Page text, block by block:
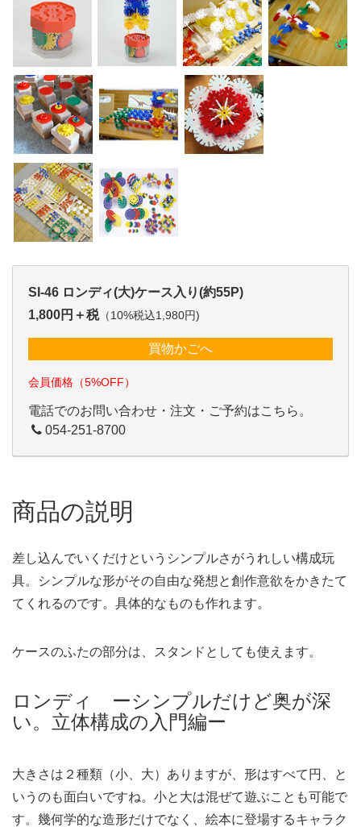
SI-46 ロンディ(大)ケース入り(約55P)
1,800円＋税（10%税込1,980円)
買物かごへ
会員価格（5%OFF）
電話でのお問い合わせ・注文・ご予約はこちら。
054-251-8700
商品の説明
差し込んでいくだけというシンプルさがうれしい構成玩
具。シンプルな形がその自由な発想と創作意欲をかきたて
てくれるのです。具体的なものも作れます。
ケースのふたの部分は、スタンドとしても使えます。
ロンディ ーシンプルだけど奥が深
い。立体構成の入門編ー
大きさは２種類（小、大）ありますが、形はすべて円、と
いうのも面白いですね。小と大は混ぜて遊ぶことも可能で
す。幾何学的な造形だけでなく、絵本に登場するキャラク